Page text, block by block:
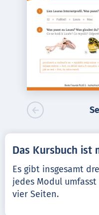
Das Kursbuch ist
Es gibt insgesamt
jedes Modul
vier Seiten.